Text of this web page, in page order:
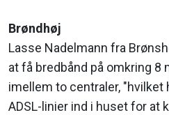
Brøndhøj
Lasse Nadelmann fra
at få bredbånd på omkring 8
imellem to centraler, "hvilket
ADSL-linier ind i huset for at